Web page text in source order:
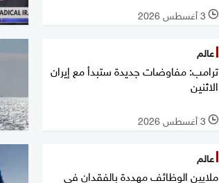
l 3 أغسطس 2026
عالم
ترامب: مفاوضات جديدة ستبدأ مع إيران
الاثنين
l 3 أغسطس 2026
عالم
ملايين الوظائف مهددة بالفقدان في